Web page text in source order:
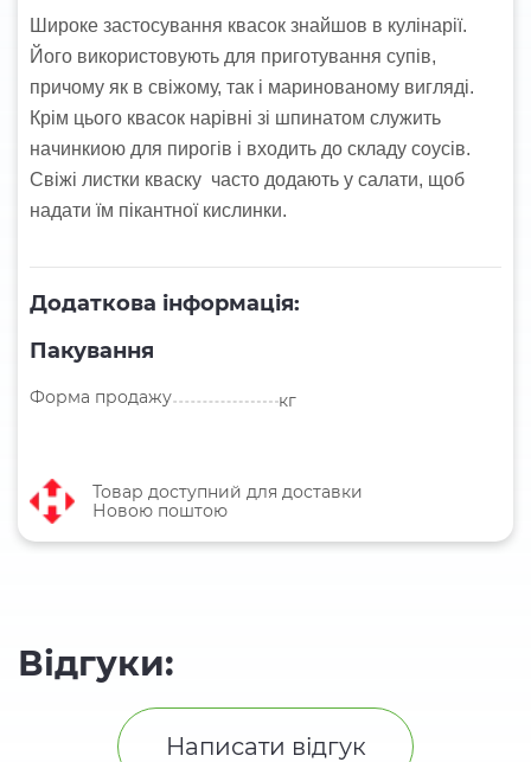
Широке застосування квасок знайшов в кулінарії.
Його використовують для приготування супів,
причому як в свіжому, так і маринованому вигляді.
Крім цього квасок нарівні зі шпинатом служить
начинкиою для пирогів і входить до складу соусів.
Свіжі листки кваску часто додають у салати, щоб
надати їм пікантної кислинки.
Додаткова інформація:
Пакування
Форма продажу кг
Товар доступний для доставки
Новою поштою
Відгуки:
Написати відгук